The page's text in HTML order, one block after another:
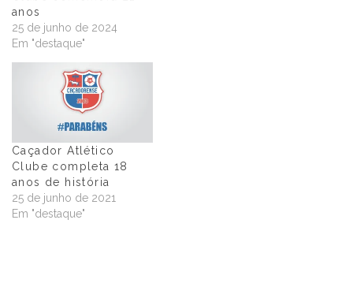
anos
25 de junho de 2024
Em "destaque"
Caçador Atlético
Clube completa 18
anos de história
25 de junho de 2021
Em "destaque"